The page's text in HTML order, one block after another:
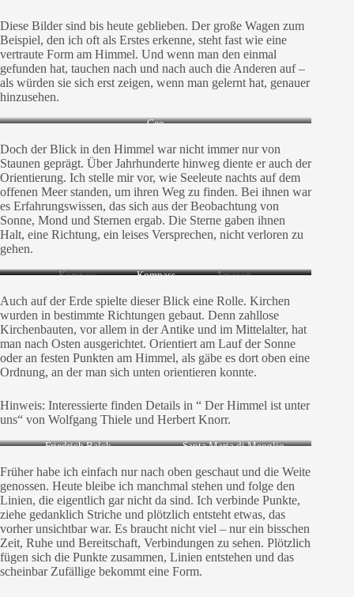
Diese Bilder sind bis heute geblieben. Der große Wagen zum
Beispiel, den ich oft als Erstes erkenne, steht fast wie eine
vertraute Form am Himmel. Und wenn man den einmal
gefunden hat, tauchen nach und nach auch die Anderen auf –
als würden sie sich erst zeigen, wenn man gelernt hat, genauer
hinzusehen.
Geo
Doch der Blick in den Himmel war nicht immer nur von
Staunen geprägt. Über Jahrhunderte hinweg diente er auch der
Orientierung. Ich stelle mir vor, wie Seeleute nachts auf dem
offenen Meer standen, um ihren Weg zu finden. Bei ihnen war
es Erfahrungswissen, das sich aus der Beobachtung von
Sonne, Mond und Sternen ergab. Die Sterne gaben ihnen
Halt, eine Richtung, ein leises Versprechen, nicht verloren zu
gehen.
Kompass Amazon
Kompass
Auch auf der Erde spielte dieser Blick eine Rolle. Kirchen
wurden in bestimmte Richtungen gebaut. Denn zahllose
Kirchenbauten, vor allem in der Antike und im Mittelalter, hat
man nach Osten ausgerichtet. Orientiert am Lauf der Sonne
oder an festen Punkten am Himmel, als gäbe es dort oben eine
Ordnung, an der man sich unten orientieren konnte.
Hinweis: Interessierte finden Details in “ Der Himmel ist unter
uns“ von Wolfgang Thiele und Herbert Knorr.
Friedrich Balck Santa Maria di Meoglio
Früher habe ich einfach nur nach oben geschaut und die Weite
genossen. Heute bleibe ich manchmal stehen und folge den
Linien, die eigentlich gar nicht da sind. Ich verbinde Punkte,
ziehe gedanklich Striche und plötzlich entsteht etwas, das
vorher unsichtbar war. Es braucht nicht viel – nur ein bisschen
Zeit, Ruhe und Bereitschaft, Verbindungen zu sehen. Plötzlich
fügen sich die Punkte zusammen, Linien entstehen und das
scheinbar Zufällige bekommt eine Form.